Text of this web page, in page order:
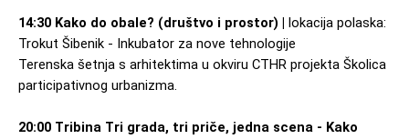
14:30 Kako do obale? (društvo i prostor) |
Trokut Šibenik - Inkubator za nove tehnologije
Terenska šetnja s arhitektima u okviru CTHR projekta Školica
participativnog urbanizma.
20:00 Tribina Tri grada, tri priče, jedna scena - Kako